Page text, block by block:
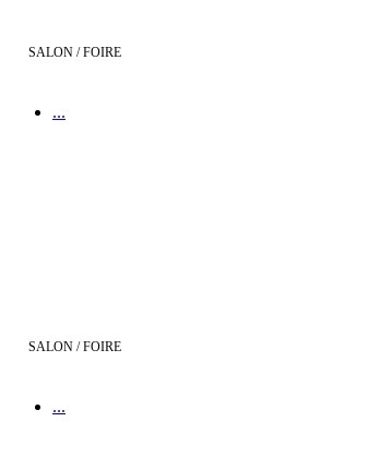
SALON / FOIRE
...
SALON / FOIRE
...